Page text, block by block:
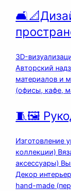
3D-
Авторский
материалов и
(офисы, кафе,
🧵🖼️
Изготовление
коллекции)
аксессуары)
Декор
hand-made